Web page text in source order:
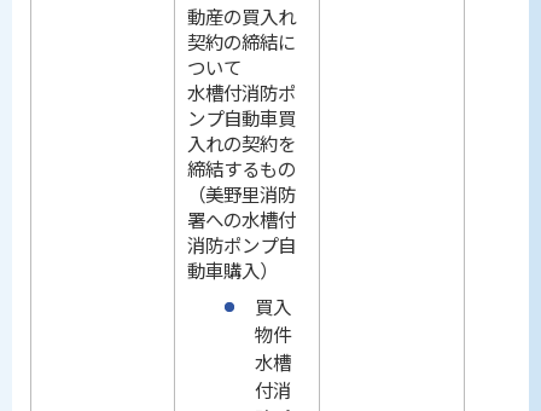
動産の買入れ
契約の締結に
ついて
水槽付消防ポ
ンプ自動車買
入れの契約を
締結するもの
（美野里消防
署への水槽付
消防ポンプ自
動車購入）
買入
物件
水槽
付消